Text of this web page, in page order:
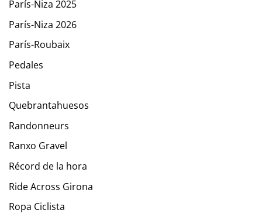
París-Niza 2025
París-Niza 2026
París-Roubaix
Pedales
Pista
Quebrantahuesos
Randonneurs
Ranxo Gravel
Récord de la hora
Ride Across Girona
Ropa Ciclista